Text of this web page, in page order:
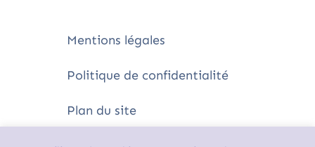
Mentions légales
Politique de confidentialité
Plan du site